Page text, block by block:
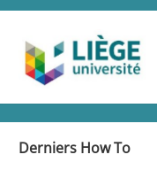
Derniers How To